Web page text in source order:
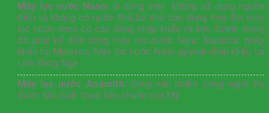
Máy lọc nước Nano: là dòng máy không sử dụng nguồn
điện và không có nước thải bỏ như các dòng máy Ro, máy
lọc nước nano có các dòng nhập khẩu và liên doanh trong
đó phải kể đến dòng máy lọc nước Nano Aquastar nhập
khẩu tại Malaysia, Máy lọc nước Nano geyser nhập khẩu tại
Liên Bang Nga
Máy lọc nước Aosmith: dòng sản phẩm công nghệ Ro
được sản xuất theo tiêu chuẩn của Mỹ